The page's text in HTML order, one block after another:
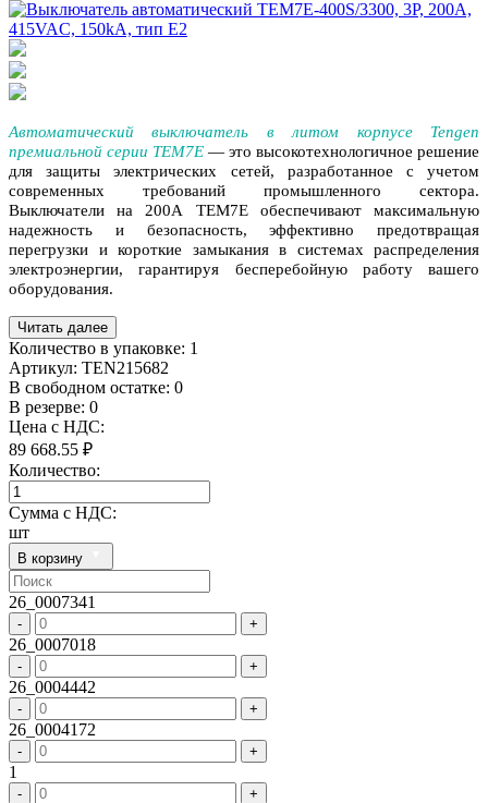
Автоматический выключатель в литом корпусе Tengen
премиальной серии TEM7E — это высокотехнологичное решение
для защиты электрических сетей, разработанное с учетом
современных требований промышленного сектора.
Выключатели на 200A TEM7E обеспечивают максимальную
надежность и безопасность, эффективно предотвращая
перегрузки и короткие замыкания в системах распределения
электроэнергии, гарантируя бесперебойную работу вашего
оборудования.
Читать далее
Количество в упаковке: 1
Артикул: TEN215682
В свободном остатке: 0
В резерве: 0
Цена с НДС:
89 668.55 ₽
Количество:
Сумма с НДС:
шт
В корзину
26_0007341
- +
26_0007018
- +
26_0004442
- +
26_0004172
- +
1
- +